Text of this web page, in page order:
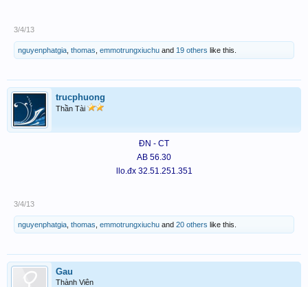
3/4/13
nguyenphatgia thomas emmotrungxiuchu and 19 others like this.
trucphuong
Thần Tài
ĐN - CT
AB 56.30
llo.đx 32.51.251.351
3/4/13
nguyenphatgia thomas emmotrungxiuchu and 20 others like this.
Gau
Thành Viên